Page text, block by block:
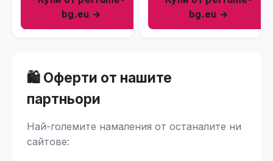
bg.eu →
bg.eu →
🛍️ Оферти от нашите
партньори
Най-големите намаления от останалите ни
сайтове: